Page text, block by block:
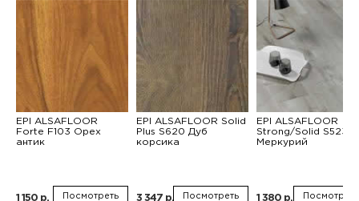
EPI ALSAFLOOR
Forte F103 Орех
антик
1 150 р. Посмотреть
EPI ALSAFLOOR Solid
Plus S620 Дуб
корсика
3 347 р. Посмотреть
EPI ALSAFLOOR
Strong/Solid S523
Меркурий
1 380 р. Посмотреть